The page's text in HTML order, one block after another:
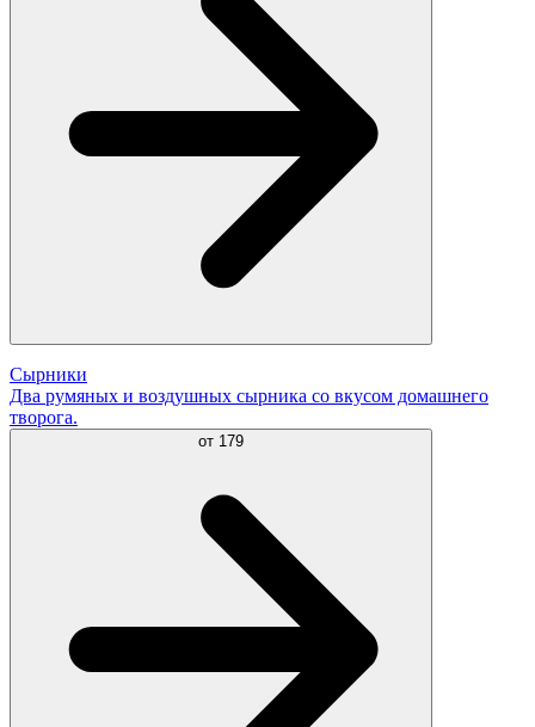
Сырники
Два румяных и воздушных сырника со вкусом домашнего
творога.
от 179